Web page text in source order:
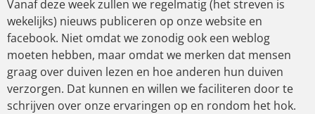
Vanaf deze week zullen we regelmatig (het streven is
wekelijks) nieuws publiceren op onze website en
facebook. Niet omdat we zonodig ook een weblog
moeten hebben, maar omdat we merken dat mensen
graag over duiven lezen en hoe anderen hun duiven
verzorgen. Dat kunnen en willen we faciliteren door te
schrijven over onze ervaringen op en rondom het hok.